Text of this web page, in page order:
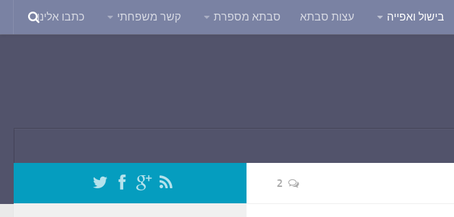
בישול ואפייה עצות סבתא סבתא מספרת קשר משפחתי כתבו אלינו
2